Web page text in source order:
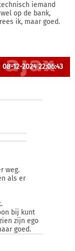
iemand
op de bank,
ik, maar goed.
08-12-2024 22:06:43
weg.
als er
bij kunt
zijn ego
goed.